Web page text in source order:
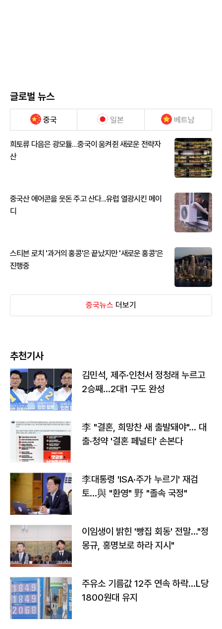
글로벌 뉴스
중국 일본 베트남
희토류 다음은 광모듈…중국이 움켜쥔 새로운 전략자
산
중국산 에어콘을 웃돈 주고 산다...유럽 열광시킨 메이
디
스티븐 로치 '과거의 홍콩'은 끝났지만 '새로운 홍콩'은
진행중
중국뉴스 더보기
추천기사
김민석, 제주·인천서 정청래 누르고
2승째…2대1 구도 완성
李 "결혼, 희망찬 새 출발돼야"… 대
출·청약 '결혼 페널티' 손본다
李대통령 'ISA·주가 누르기' 재검
토…與 "환영" 野 "졸속 국정"
이임생이 밝힌 '빵집 회동' 전말…"정
몽규, 홍명보로 하라 지시"
주유소 기름값 12주 연속 하락…L당
1800원대 유지